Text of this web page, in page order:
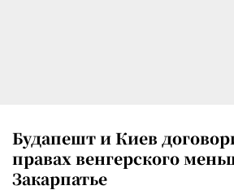
Будапешт и Киев
правах венгерского
Закарпатье